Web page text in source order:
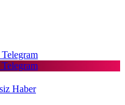
Telegram
Telegram